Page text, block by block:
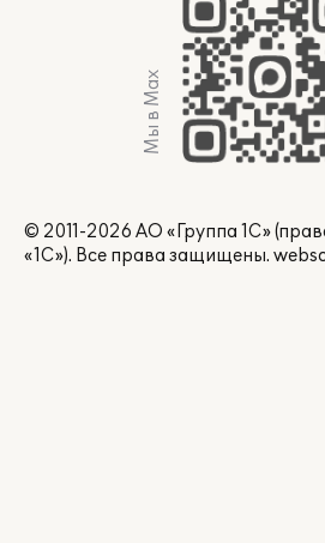
Мы в Max
© 2011-2026 АО «Группа 1С»
«1С»). Все права защищены.